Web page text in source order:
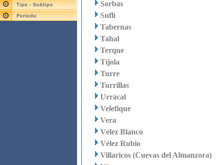
Sorbas
Suflí
Tabernas
Tahal
Terque
Tíjola
Turre
Turrillas
Urrácal
Velefique
Vera
Vélez Blanco
Vélez Rubio
Villaricos (Cuevas del Almanzora)